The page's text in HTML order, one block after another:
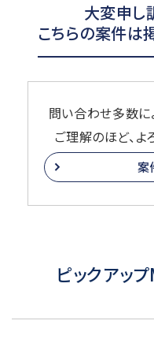
大変申し
こちらの案件は
問い合わせ多数に
ご理解のほど、よ
案
ピックアッ